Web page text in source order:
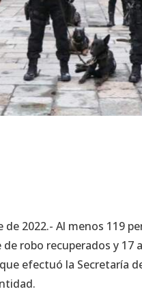
de 2022.- Al menos 119
robo recuperados y
efectuó la Secretaría